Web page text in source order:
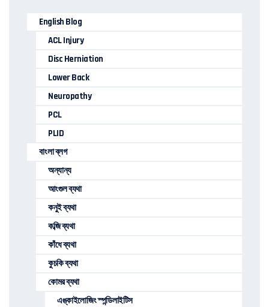
English Blog
ACL Injury
Disc Herniation
Lower Back
Neuropathy
PCL
PLID
বাংলা ব্লগ
অন্যান্য
আংগুল ব্যথা
কনুই ব্যথা
কব্জি ব্যথা
কাঁধে ব্যথা
কুচকি ব্যথা
কোমর ব্যথা
এঙ্কাইলোজিং স্পন্ডিলাইটিস